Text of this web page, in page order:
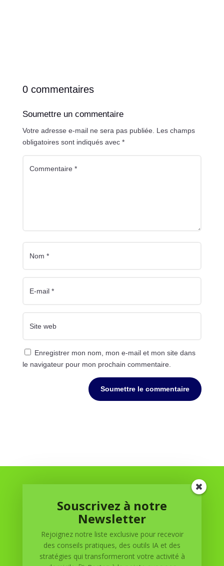
0 commentaires
Soumettre un commentaire
Votre adresse e-mail ne sera pas publiée. Les champs
obligatoires sont indiqués avec *
Enregistrer mon nom, mon e-mail et mon site dans
le navigateur pour mon prochain commentaire.
Soumettre le commentaire
Réussite à Domicile
Réussite à Domicile est votre partenaire de confiance
Souscrivez à notre
Newsletter
Rejoignez notre liste exclusive pour recevoir
des conseils pratiques, des outils IA et des
stratégies qui transformeront votre activité à